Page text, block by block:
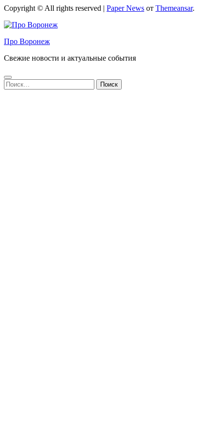
Copyright © All rights reserved | Paper News от Themeansar.
Про Воронеж
Свежие новости и актуальные события
Найти: